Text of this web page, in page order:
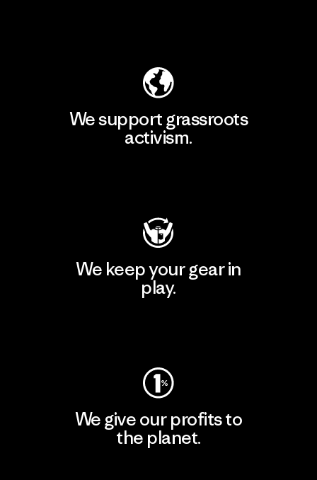
We support grassroots
activism.
We keep your gear in
play.
We give our profits to
the planet.